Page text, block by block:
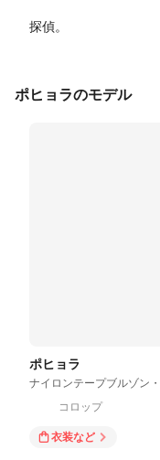
探偵。
ポヒョラのモデル
ポヒョラ
コロップ
衣装など